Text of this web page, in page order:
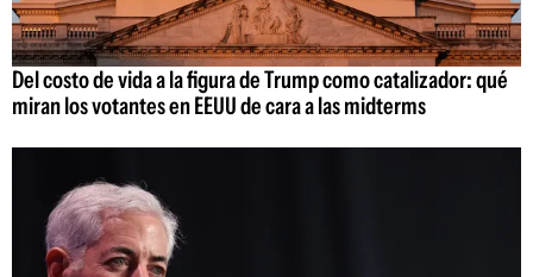
Del costo de vida a la figura de Trump como catalizador: qué
miran los votantes en EEUU de cara a las midterms